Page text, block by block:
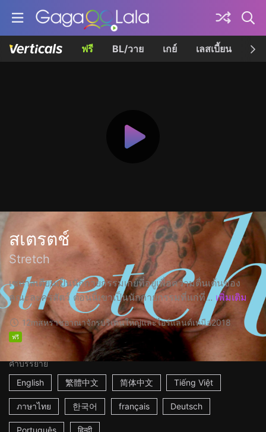
ฟรี BL/วาย เกย์ เลสเบี้ยน เค
สเตรตช์
Stretch
เซบาสเตียนเป็นนักกายกรรมเกย์ที่อยู่เพื่อความตื่นเต้นของ
คณะละครสัตว์ ตอนนี้เขาเป็นนักกายกรรมที่แก่ที่... เพิ่มเติม
12mสหราชอาณาจักรบริเตนใหญ่และไอร์แลนด์เหนือ2018
ฟรี
คำบรรยาย
English
繁體中文 简体中文 Tiếng Việt
ภาษาไทย 한국어 français Deutsch
Português हिन्दी